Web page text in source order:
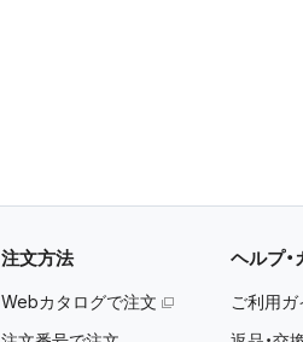
注文方法
Webカタログで注文
ヘルプ・
ご利用ガ